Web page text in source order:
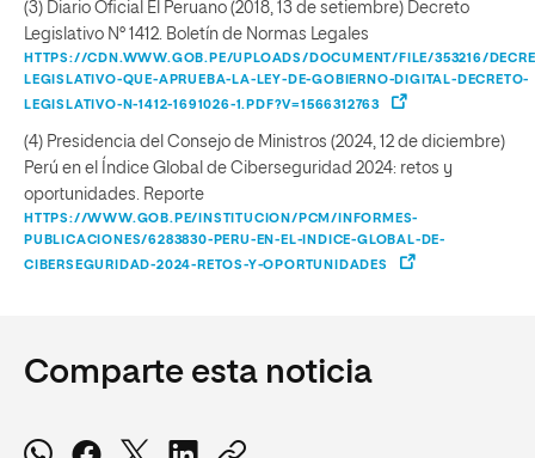
(3) Diario Oficial El Peruano (2018, 13 de setiembre) Decreto
Legislativo N° 1412. Boletín de Normas Legales
HTTPS://CDN.WWW.GOB.PE/UPLOADS/DOCUMENT/FILE/353216/
LEGISLATIVO-QUE-APRUEBA-LA-LEY-DE-GOBIERNO-DIGITAL-DECRETO-
LEGISLATIVO-N-1412-1691026-1.PDF?V=1566312763
(4) Presidencia del Consejo de Ministros (2024, 12 de diciembre)
Perú en el Índice Global de Ciberseguridad 2024: retos y
oportunidades. Reporte
HTTPS://WWW.GOB.PE/INSTITUCION/PCM/INFORMES-
PUBLICACIONES/6283830-PERU-EN-EL-INDICE-GLOBAL-DE-
CIBERSEGURIDAD-2024-RETOS-Y-OPORTUNIDADES
Comparte esta noticia